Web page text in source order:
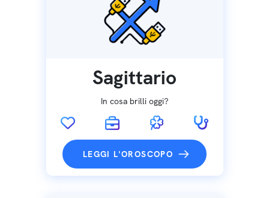
Sagittario
In cosa brilli oggi?
LEGGI L'OROSCOPO